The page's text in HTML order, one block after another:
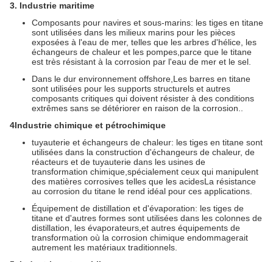
3. Industrie maritime
Composants pour navires et sous-marins: les tiges en titane
sont utilisées dans les milieux marins pour les pièces
exposées à l'eau de mer, telles que les arbres d'hélice, les
échangeurs de chaleur et les pompes,parce que le titane
est très résistant à la corrosion par l'eau de mer et le sel.
Dans le dur environnement offshore,Les barres en titane
sont utilisées pour les supports structurels et autres
composants critiques qui doivent résister à des conditions
extrêmes sans se détériorer en raison de la corrosion..
4Industrie chimique et pétrochimique
tuyauterie et échangeurs de chaleur: les tiges en titane sont
utilisées dans la construction d'échangeurs de chaleur, de
réacteurs et de tuyauterie dans les usines de
transformation chimique,spécialement ceux qui manipulent
des matières corrosives telles que les acidesLa résistance
au corrosion du titane le rend idéal pour ces applications.
Équipement de distillation et d'évaporation: les tiges de
titane et d'autres formes sont utilisées dans les colonnes de
distillation, les évaporateurs,et autres équipements de
transformation où la corrosion chimique endommagerait
autrement les matériaux traditionnels.